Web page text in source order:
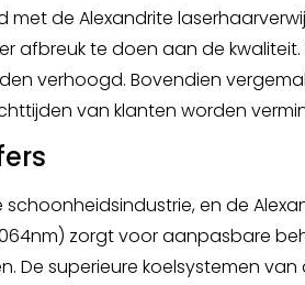
de Alexandrite
afbreuk te doen aan de
verhoogd. Bovendien
van klanten worden
en de
zorgt voor aanpasbare
superieure koelsystemen